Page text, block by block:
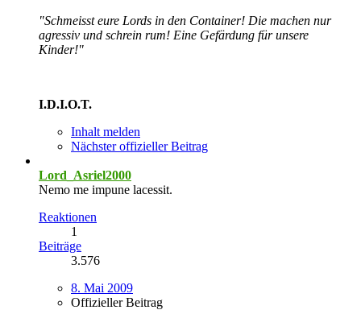
"Schmeisst eure Lords in den Container! Die machen nur
agressiv und schrein rum! Eine Gefärdung für unsere
Kinder!"
I.D.I.O.T.
Inhalt melden
Nächster offizieller Beitrag
Lord_Asriel2000
Nemo me impune lacessit.
Reaktionen
1
Beiträge
3.576
8. Mai 2009
Offizieller Beitrag